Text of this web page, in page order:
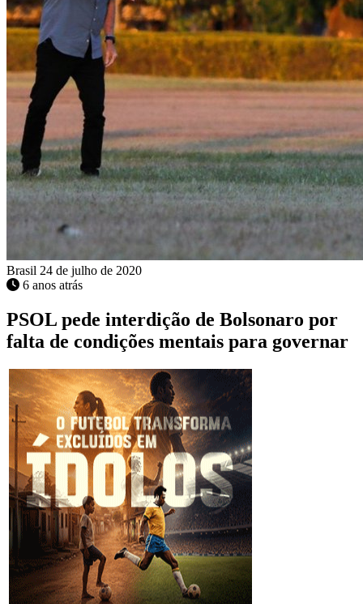
Brasil 24 de julho de 2020
6 anos atrás
PSOL pede interdição de Bolsonaro por
falta de condições mentais para governar